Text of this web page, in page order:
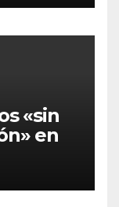
«sin
en